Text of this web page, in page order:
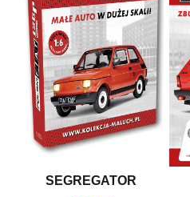
SEGREGATOR